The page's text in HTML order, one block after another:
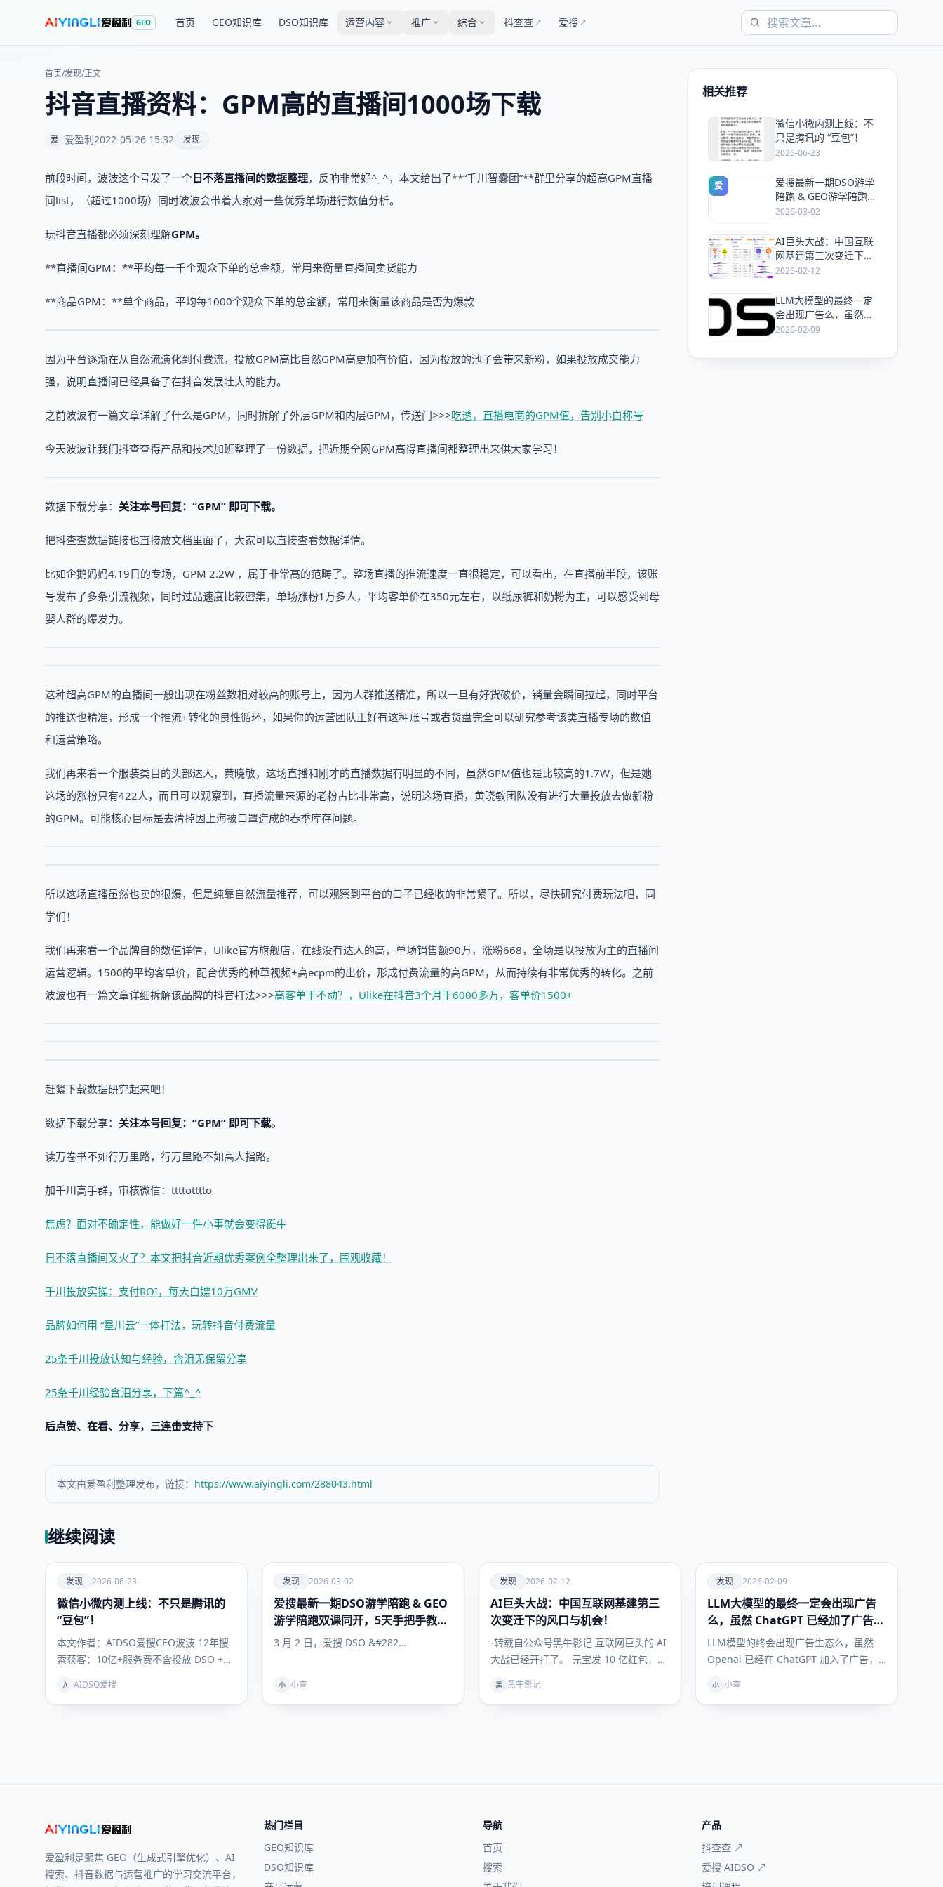
GEO 首页 GEO知识库 DSO知识库 运营内容 推广 综合 抖查查 ↗ 爱搜 ↗
首页/发现/正文
抖音直播资料：GPM高的直播间1000场下载
爱 爱盈利2022-05-26 15:32 发现
前段时间，波波这个号发了一个日不落直播间的数据整理，反响非常好^_^，本文给出了**“千川智囊团”**群里分享的超高GPM直播
间list，（超过1000场）同时波波会带着大家对一些优秀单场进行数值分析。
玩抖音直播都必须深刻理解GPM。
**直播间GPM：**平均每一千个观众下单的总金额，常用来衡量直播间卖货能力
**商品GPM：**单个商品，平均每1000个观众下单的总金额，常用来衡量该商品是否为爆款
因为平台逐渐在从自然流演化到付费流，投放GPM高比自然GPM高更加有价值，因为投放的池子会带来新粉，如果投放成交能力
强，说明直播间已经具备了在抖音发展壮大的能力。
之前波波有一篇文章详解了什么是GPM，同时拆解了外层GPM和内层GPM，传送门>>>吃透，直播电商的GPM值，告别小白称号
今天波波让我们抖查查得产品和技术加班整理了一份数据，把近期全网GPM高得直播间都整理出来供大家学习！
数据下载分享： 关注本号回复：“GPM” 即可下载。
把抖查查数据链接也直接放文档里面了，大家可以直接查看数据详情。
比如企鹅妈妈4.19日的专场，GPM 2.2W ，属于非常高的范畴了。整场直播的推流速度一直很稳定，可以看出，在直播前半段，该账
号发布了多条引流视频，同时过品速度比较密集，单场涨粉1万多人，平均客单价在350元左右，以纸尿裤和奶粉为主，可以感受到母
婴人群的爆发力。
这种超高GPM的直播间一般出现在粉丝数相对较高的账号上，因为人群推送精准，所以一旦有好货破价，销量会瞬间拉起，同时平台
的推送也精准，形成一个推流+转化的良性循环，如果你的运营团队正好有这种账号或者货盘完全可以研究参考该类直播专场的数值
和运营策略。
我们再来看一个服装类目的头部达人，黄晓敏，这场直播和刚才的直播数据有明显的不同，虽然GPM值也是比较高的1.7W，但是她
这场的涨粉只有422人，而且可以观察到，直播流量来源的老粉占比非常高，说明这场直播，黄晓敏团队没有进行大量投放去做新粉
的GPM。可能核心目标是去清掉因上海被口罩造成的春季库存问题。
所以这场直播虽然也卖的很爆，但是纯靠自然流量推荐，可以观察到平台的口子已经收的非常紧了。所以，尽快研究付费玩法吧，同
学们！
我们再来看一个品牌自的数值详情，Ulike官方旗舰店，在线没有达人的高，单场销售额90万，涨粉668，全场是以投放为主的直播间
运营逻辑。1500的平均客单价，配合优秀的种草视频+高ecpm的出价，形成付费流量的高GPM，从而持续有非常优秀的转化。之前
波波也有一篇文章详细拆解该品牌的抖音打法>>>高客单干不动？，Ulike在抖音3个月干6000多万，客单价1500+
赶紧下载数据研究起来吧！
数据下载分享： 关注本号回复：“GPM” 即可下载。
读万卷书不如行万里路，行万里路不如高人指路。
加千川高手群，审核微信：ttttotttto
焦虑？面对不确定性，能做好一件小事就会变得挺牛
日不落直播间又火了？本文把抖音近期优秀案例全整理出来了，围观收藏！
千川投放实操：支付ROI，每天白嫖10万GMV
品牌如何用 “星川云”一体打法，玩转抖音付费流量
25条千川投放认知与经验，含泪无保留分享
25条千川经验含泪分享，下篇^_^
后点赞、在看、分享，三连击支持下
本文由爱盈利整理发布，链接： https://www.aiyingli.com/288043.html
相关推荐
爱
微信小微内测上线：不
只是腾讯的 “豆包”！
2026-06-23
爱
爱搜最新一期DSO游学
陪跑 & GEO游学陪跑双
课同开，5天手把手教
2026-03-02
爱
AI巨头大战：中国互联
网基建第三次变迁下的
风口与机会！
2026-02-12
爱
LLM大模型的最终一定
会出现广告么，虽然
ChatGPT 已经加了广
么？
2026-02-09
继续阅读
爱
发现
发现 2026-06-23
微信小微内测上线：不只是腾讯的
“豆包”！
本文作者：AIDSO爱搜CEO波波 12年搜
索获客：10亿+服务费不含投放 DSO +
A AIDSO爱搜
爱
发现
发现 2026-03-02
爱搜最新一期DSO游学陪跑 & GEO
游学陪跑双课同开，5天手把手教会
你抢占搜索流量
3 月 2 日，爱搜 DSO &#282…
小 小查
爱
发现
发现 2026-02-12
AI巨头大战：中国互联网基建第三
次变迁下的风口与机会！
-转载自公众号黑牛影记 互联网巨头的 AI
大战已经开打了。 元宝发 10 亿红包，千
黑 黑牛影记
爱
发现
发现 2026-02-09
LLM大模型的最终一定会出现广告
么，虽然 ChatGPT 已经加了广告，
但这是必然终局么？
LLM模型的终会出现广告生态么，虽然
Openai 已经在 ChatGPT 加入了广告，
小 小查
爱盈利是聚焦 GEO（生成式引擎优化）、AI
搜索、抖音数据与运营推广的学习交流平台，
热门栏目
GEO知识库
DSO知识库
导航
首页
搜索
产品
抖查查 ↗
爱搜 AIDSO ↗